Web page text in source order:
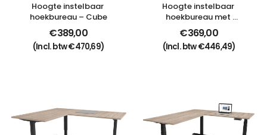
Hoogte instelbaar
hoekbureau – Cube
€389,00
(Incl. btw€470,69)
Hoogte instelbaar
hoekbureau met
opbergruimte – Lite
€369,00
(Incl. btw€446,49)